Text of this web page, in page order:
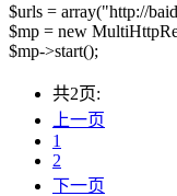
$urls = array("http://
$mp = new
$mp->start();
共2页:
上一页
1
2
下一页